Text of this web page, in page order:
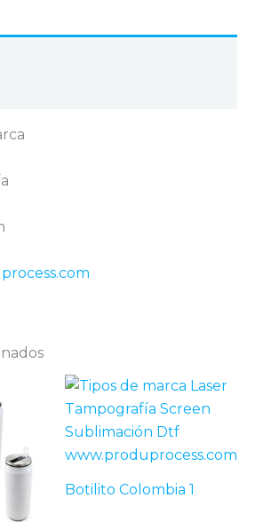
Botilito Colombia 1